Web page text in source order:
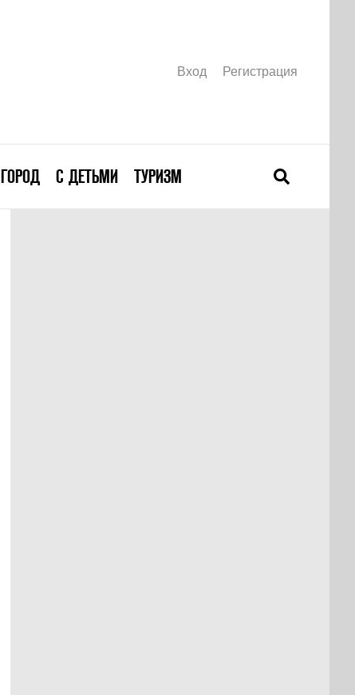
Вход Регистрация
ГОРОД С ДЕТЬМИ ТУРИЗМ